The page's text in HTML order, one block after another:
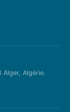
Alger, Algérie.